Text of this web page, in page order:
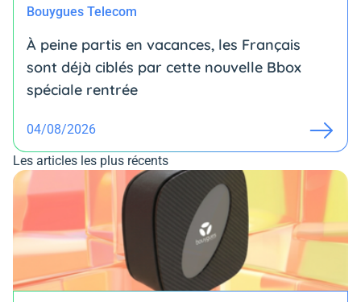
Bouygues Telecom
À peine partis en vacances, les Français
sont déjà ciblés par cette nouvelle Bbox
spéciale rentrée
04/08/2026
Les articles les plus récents